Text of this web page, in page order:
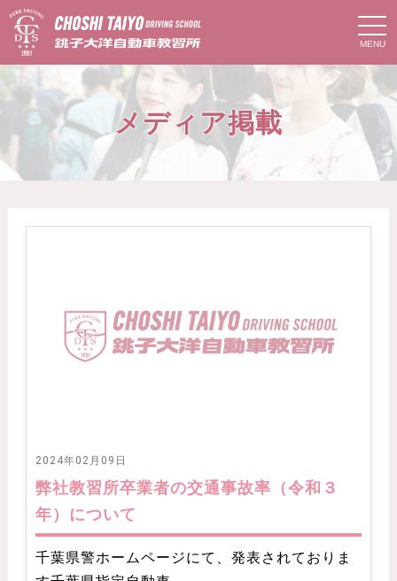
t
o
g
g
e
n
g
a
メディア掲載
2024年02月09日
弊社教習所卒業者の交通事故率（令和３
年）について
千葉県警ホームページにて、発表されておりま